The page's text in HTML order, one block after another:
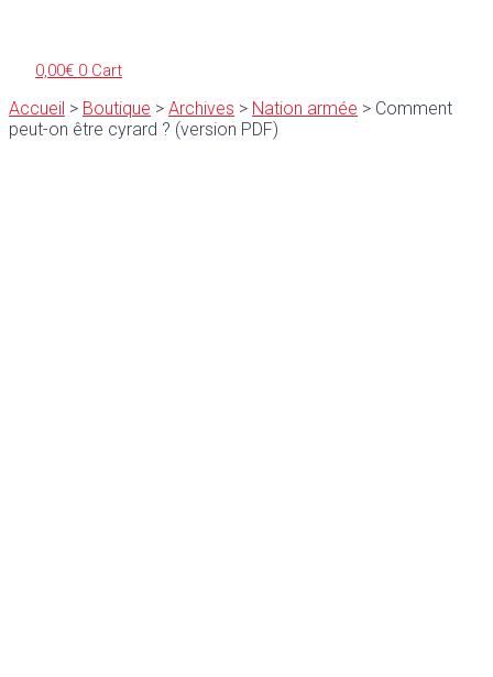
0,00€ 0 Cart
Accueil > Boutique > Archives > Nation armée > Comment
peut-on être cyrard ? (version PDF)